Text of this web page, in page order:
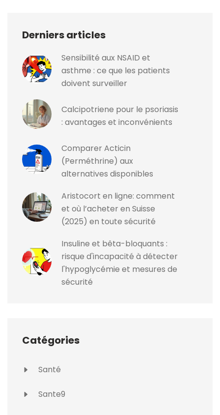
Derniers articles
Sensibilité aux NSAID et
asthme : ce que les patients
doivent surveiller
Calcipotriene pour le psoriasis
: avantages et inconvénients
Comparer Acticin
(Perméthrine) aux
alternatives disponibles
Aristocort en ligne: comment
et où l’acheter en Suisse
(2025) en toute sécurité
Insuline et bêta-bloquants :
risque d'incapacité à détecter
l'hypoglycémie et mesures de
sécurité
Catégories
Santé
Sante9